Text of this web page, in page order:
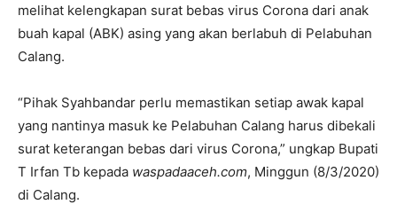
melihat kelengkapan surat bebas virus Corona dari anak
buah kapal (ABK) asing yang akan berlabuh di Pelabuhan
Calang.
“Pihak Syahbandar perlu memastikan setiap awak kapal
yang nantinya masuk ke Pelabuhan Calang harus dibekali
surat keterangan bebas dari virus Corona,” ungkap Bupati
T Irfan Tb kepada waspadaaceh.com, Minggun (8/3/2020)
di Calang.